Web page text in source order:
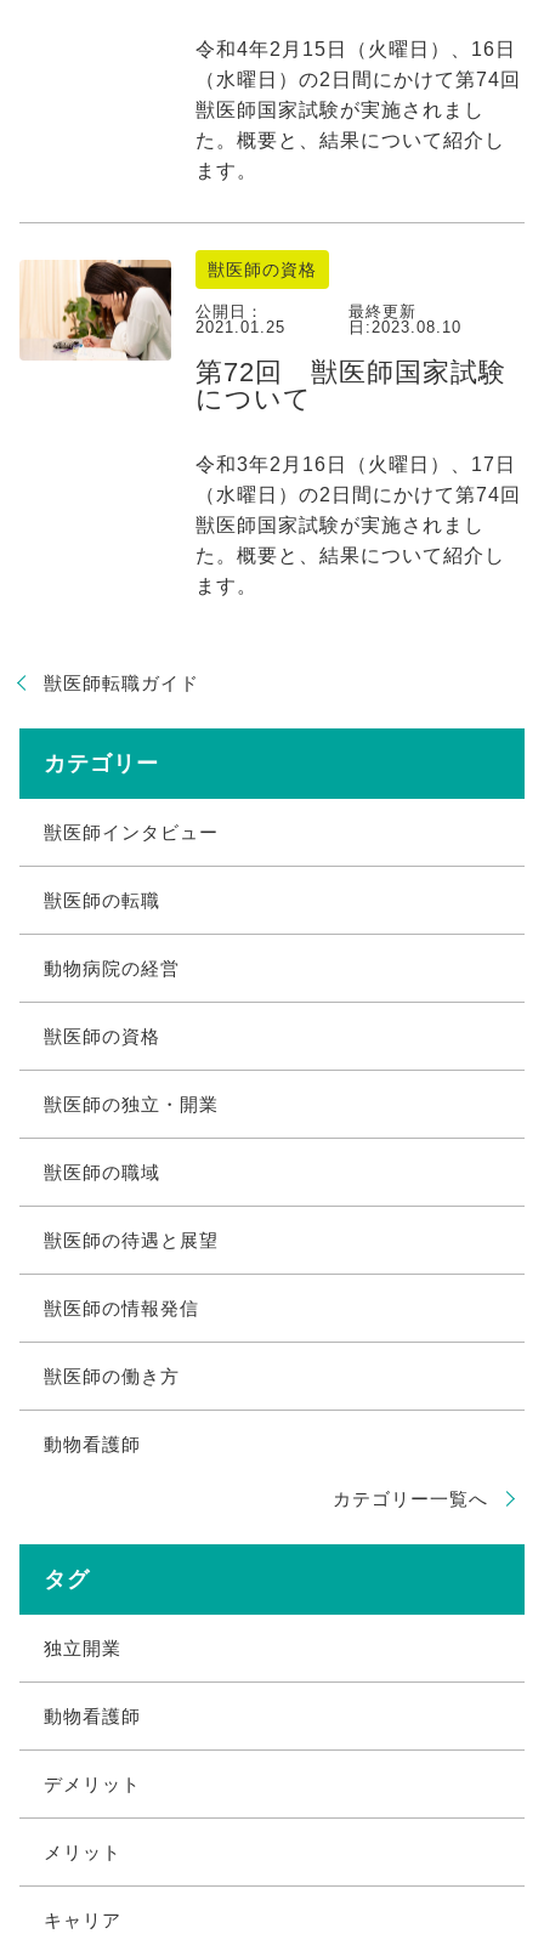
令和4年2月15日（火曜日）、16日
（水曜日）の2日間にかけて第74回
獣医師国家試験が実施されまし
た。概要と、結果について紹介し
ます。
獣医師の資格
公開日：
2021.01.25
最終更新
日:2023.08.10
第72回 獣医師国家試験
について
令和3年2月16日（火曜日）、17日
（水曜日）の2日間にかけて第74回
獣医師国家試験が実施されまし
た。概要と、結果について紹介し
ます。
獣医師転職ガイド
カテゴリー
獣医師インタビュー
獣医師の転職
動物病院の経営
獣医師の資格
獣医師の独立・開業
獣医師の職域
獣医師の待遇と展望
獣医師の情報発信
獣医師の働き方
動物看護師
カテゴリー一覧へ
タグ
独立開業
動物看護師
デメリット
メリット
キャリア